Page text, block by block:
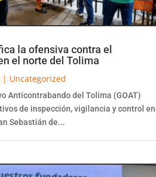
la ofensiva contra el
el norte del Tolima
| Uncategorized
Anticontrabando del Tolima (GOAT)
de inspección, vigilancia y control en
Sebastián de...